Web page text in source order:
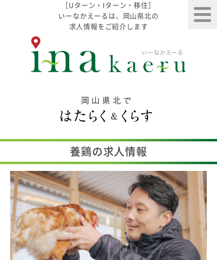
［Uターン・Iターン・移住］
いーなかえーるは、岡山県北の
求人情報をご紹介します
養鶏の求人情報